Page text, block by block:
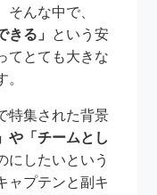
そんな中で、
きる」 という安
てとても大きな
特集された背景
や「チームとし
にしたいという
ャプテンと副キ